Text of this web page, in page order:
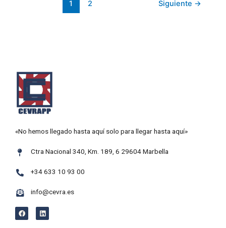
1 2 Siguiente →
«No hemos llegado hasta aquí solo para llegar hasta aquí»
Ctra Nacional 340, Km. 189, 6 29604 Marbella
+34 633 10 93 00
info@cevra.es
F
a
c
L
i
n